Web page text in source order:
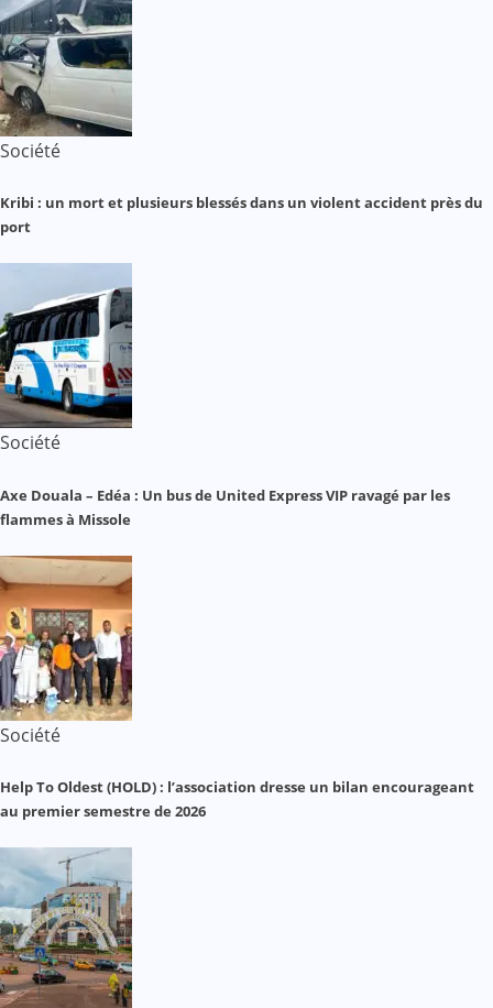
Société
Kribi : un mort et plusieurs blessés dans un violent accident près du
port
Société
Axe Douala – Edéa : Un bus de United Express VIP ravagé par les
flammes à Missole
Société
Help To Oldest (HOLD) : l’association dresse un bilan encourageant
au premier semestre de 2026